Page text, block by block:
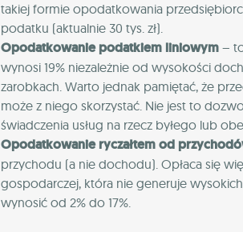
takiej formie opodatkowania
podatku (aktualnie 30 tys. zł).
Opodatkowanie podatkiem liniowym –
wynosi 19% niezależnie od wysokości
zarobkach. Warto jednak pamiętać, że
może z niego skorzystać. Nie jest to
świadczenia usług na rzecz byłego lub
Opodatkowanie ryczałtem od
przychodu (a nie dochodu). Opłaca się
gospodarczej, która nie generuje
wynosić od 2% do 17%.